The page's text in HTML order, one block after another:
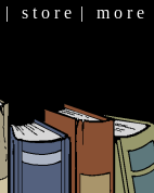
| s t o r e | m o r e